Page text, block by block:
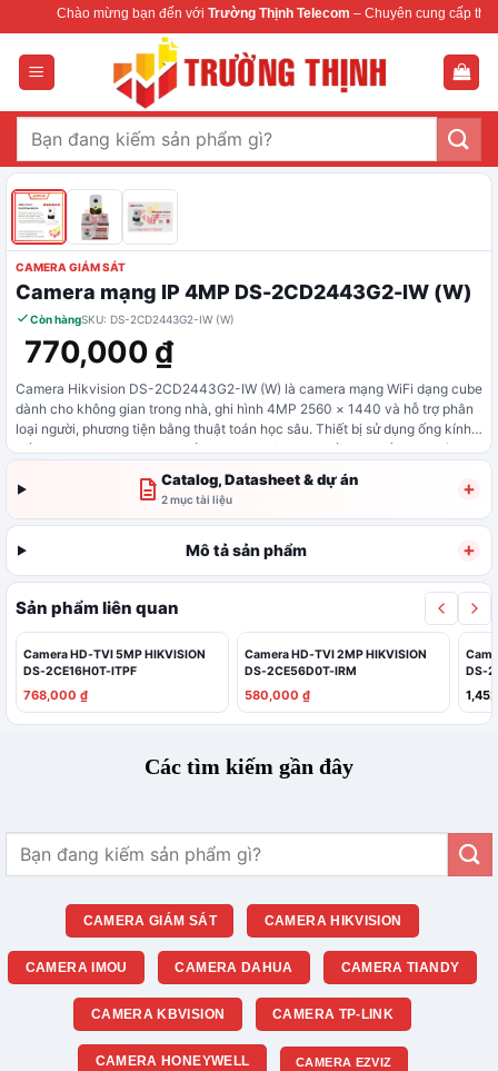
dung
Chào mừng bạn đến vớiTrường Thịnh Telecom– Chuyên cung cấp thiết bị
kiếm:
CAMERA GIÁM SÁT
Camera mạng IP 4MP DS-2CD2443G2-IW (W)
Còn hàngSKU: DS-2CD2443G2-IW (W)
770,000 ₫
Camera Hikvision DS-2CD2443G2-IW (W) là camera mạng WiFi dạng cube
dành cho không gian trong nhà, ghi hình 4MP 2560 × 1440 và hỗ trợ phân
loại người, phương tiện bằng thuật toán học sâu. Thiết bị sử dụng ống kính
cố định 2.8 mm hoặc 4 mm, hồng ngoại thông minh tầm xa đến 10 m và
Camera tích hợp micro, loa cho đàm thoại hai chiều; kết nối WiFi 2.4 GHz
chuẩn 802.11b/g/n hoặc cổng mạng RJ45 10/100 Mbps. Khe thẻ nhớ hỗ trợ
microSD/microSDHC/microSDXC tối đa 512 GB. Nguồn cấp linh hoạt 12
VDC hoặc PoE IEEE 802.3af giúp thuận tiện triển khai tại nhà ở, cửa hàng,
quầy thu ngân và văn phòng nhỏ.
Catalog, Datasheet & dự án
2 mục tài liệu
Mô tả sản phẩm
Sản phẩm liên quan
Camera HD-TVI 5MP HIKVISION
DS-2CE16H0T-ITPF
Giá
gốc
768,000 ₫Giá
hiện
768,000 ₫.
Camera HD-TVI 2MP HIKVISION
DS-2CE56D0T-IRM
Giá
gốc
580,000₫Giá
hiện
580,000 ₫.
DS-
Các tìm kiếm gần đây
kiếm:
CAMERA GIÁM SÁT CAMERA HIKVISION
CAMERA IMOU CAMERA DAHUA CAMERA TIANDY
CAMERA KBVISION CAMERA TP-LINK
CAMERA HONEYWELL CAMERA EZVIZ